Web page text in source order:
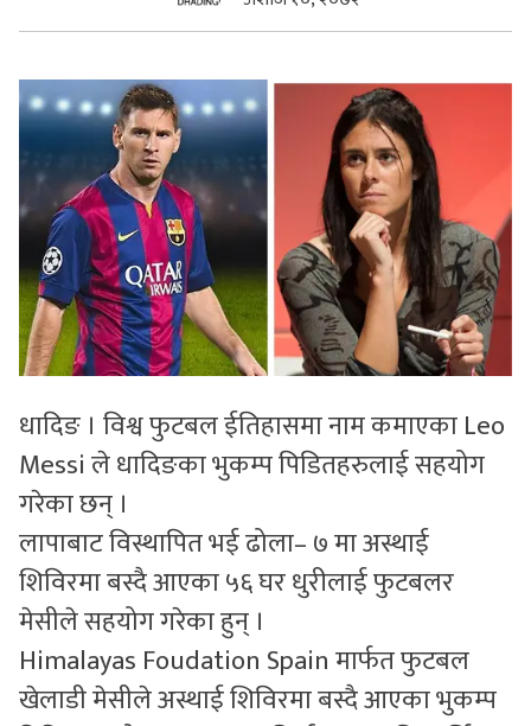
सुचनाहरु
स्वास्थ्य
भिडियो
धादिङ । विश्व फुटबल ईतिहासमा नाम कमाएका Leo
Messi ले धादिङका भुकम्प पिडितहरुलाई सहयोग
गरेका छन् ।
लापाबाट विस्थापित भई ढोला– ७ मा अस्थाई
शिविरमा बस्दै आएका ५६ घर धुरीलाई फुटबलर
मेसीले सहयोग गरेका हुन् ।
Himalayas Foudation Spain मार्फत फुटबल
खेलाडी मेसीले अस्थाई शिविरमा बस्दै आएका भुकम्प